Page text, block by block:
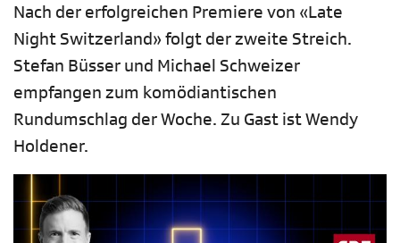
Nach der erfolgreichen Premiere von «Late
Night Switzerland» folgt der zweite Streich.
Stefan Büsser und Michael Schweizer
empfangen zum komödiantischen
Rundumschlag der Woche. Zu Gast ist Wendy
Holdener.